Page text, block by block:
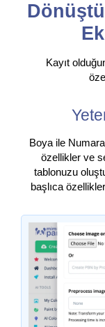
Kayıt
Boya ile
özellikler ve
tablonuzu
başlıca